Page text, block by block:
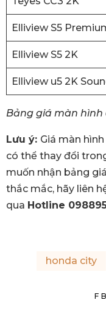
Elliview S5
Elliview S5 2K
Elliview u5 2K
Bảng giá màn hình
Lưu ý: Giá màn
có thể thay đổi
muốn nhận bảng
thắc mắc, hãy liên
qua Hotline
honda city
FB